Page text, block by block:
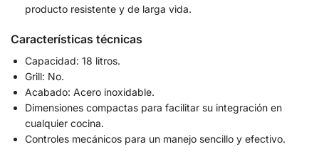
producto resistente y de larga vida.
Características técnicas
Capacidad: 18 litros.
Grill: No.
Acabado: Acero inoxidable.
Dimensiones compactas para facilitar su integración en
cualquier cocina.
Controles mecánicos para un manejo sencillo y efectivo.